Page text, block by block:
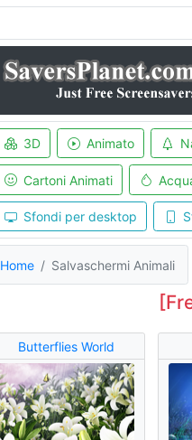
3D Animato
Cartoni Animati
Sfondi per desktop
Home Salvaschermi Animali
Butterflies World